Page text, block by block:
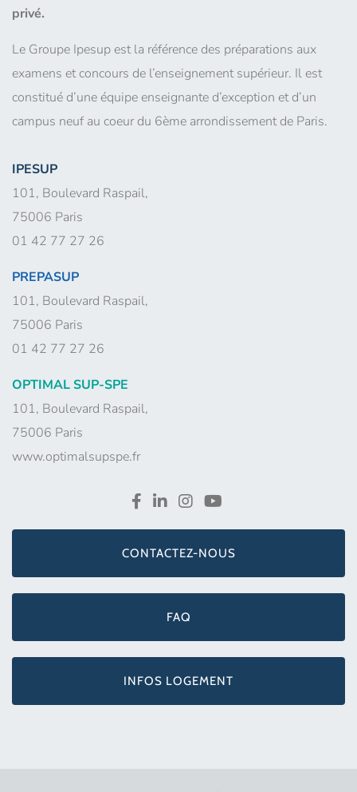
privé.
Le Groupe Ipesup est la référence des préparations aux
examens et concours de l’enseignement supérieur. Il est
constitué d’une équipe enseignante d’exception et d’un
campus neuf au coeur du 6ème arrondissement de Paris.
IPESUP
101, Boulevard Raspail,
75006 Paris
01 42 77 27 26
PREPASUP
101, Boulevard Raspail,
75006 Paris
01 42 77 27 26
OPTIMAL SUP-SPE
101, Boulevard Raspail,
75006 Paris
www.optimalsupspe.fr
CONTACTEZ-NOUS
FAQ
INFOS LOGEMENT